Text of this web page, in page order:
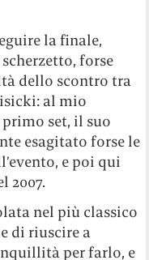
la finale,
forse
dello scontro tra
al mio
set, il suo
esagitato forse le
e poi qui
2007.
nel più classico
di riuscire a
per farlo, e